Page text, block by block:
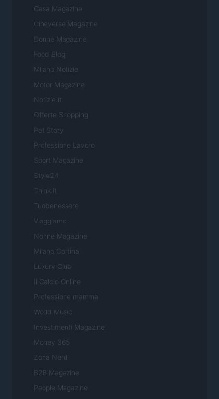
Casa Magazine
Cineverse Magazine
Donne Magazine
Food Blog
Milano Notizie
Motor Magazine
Notizie.it
Offerte Shopping
Pet Story
Professione Lavoro
Sport Magazine
Style24
Think.it
Tuobenessere
Viaggiamo
Nonne Magazine
Milano Cortina
Luxury Club
Il Calcio Online
Professione mamma
World Music
Investimenti Magazine
Money 365
Zona Nerd
B2B Magazine
People Magazine